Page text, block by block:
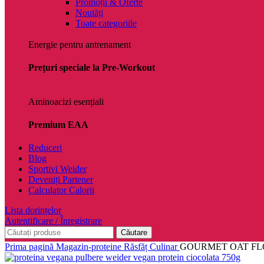
Promoții & Oferte
Noutăți
Toate categoriile
Energie pentru antrenament
Prețuri speciale la Pre-Workout
Aminoacizi esențiali
Premium EAA
Reduceri
Blog
Sportivi Weider
Deveniți Partener
Calculator Calorii
Lista dorințelor
Autentificare / Înregistrare
Căutare
Prima pagină Magazin-proteine Răsfăț CulinarGOURMET OAT